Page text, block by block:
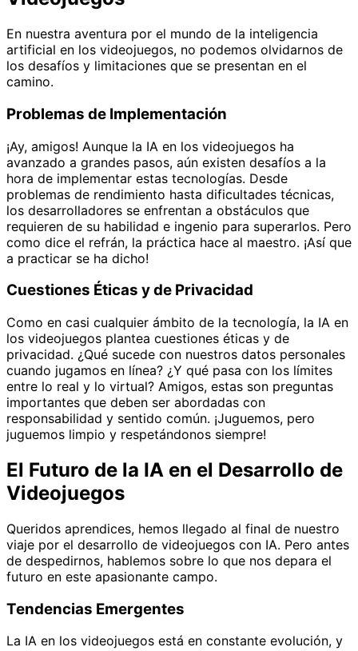
En nuestra aventura por el mundo de la inteligencia
artificial en los videojuegos, no podemos olvidarnos de
los desafíos y limitaciones que se presentan en el
camino.
Problemas de Implementación
¡Ay, amigos! Aunque la IA en los videojuegos ha
avanzado a grandes pasos, aún existen desafíos a la
hora de implementar estas tecnologías. Desde
problemas de rendimiento hasta dificultades técnicas,
los desarrolladores se enfrentan a obstáculos que
requieren de su habilidad e ingenio para superarlos. Pero
como dice el refrán, la práctica hace al maestro. ¡Así que
a practicar se ha dicho!
Cuestiones Éticas y de Privacidad
Como en casi cualquier ámbito de la tecnología, la IA en
los videojuegos plantea cuestiones éticas y de
privacidad. ¿Qué sucede con nuestros datos personales
cuando jugamos en línea? ¿Y qué pasa con los límites
entre lo real y lo virtual? Amigos, estas son preguntas
importantes que deben ser abordadas con
responsabilidad y sentido común. ¡Juguemos, pero
juguemos limpio y respetándonos siempre!
El Futuro de la IA en el Desarrollo de
Videojuegos
Queridos aprendices, hemos llegado al final de nuestro
viaje por el desarrollo de videojuegos con IA. Pero antes
de despedirnos, hablemos sobre lo que nos depara el
futuro en este apasionante campo.
Tendencias Emergentes
La IA en los videojuegos está en constante evolución, y